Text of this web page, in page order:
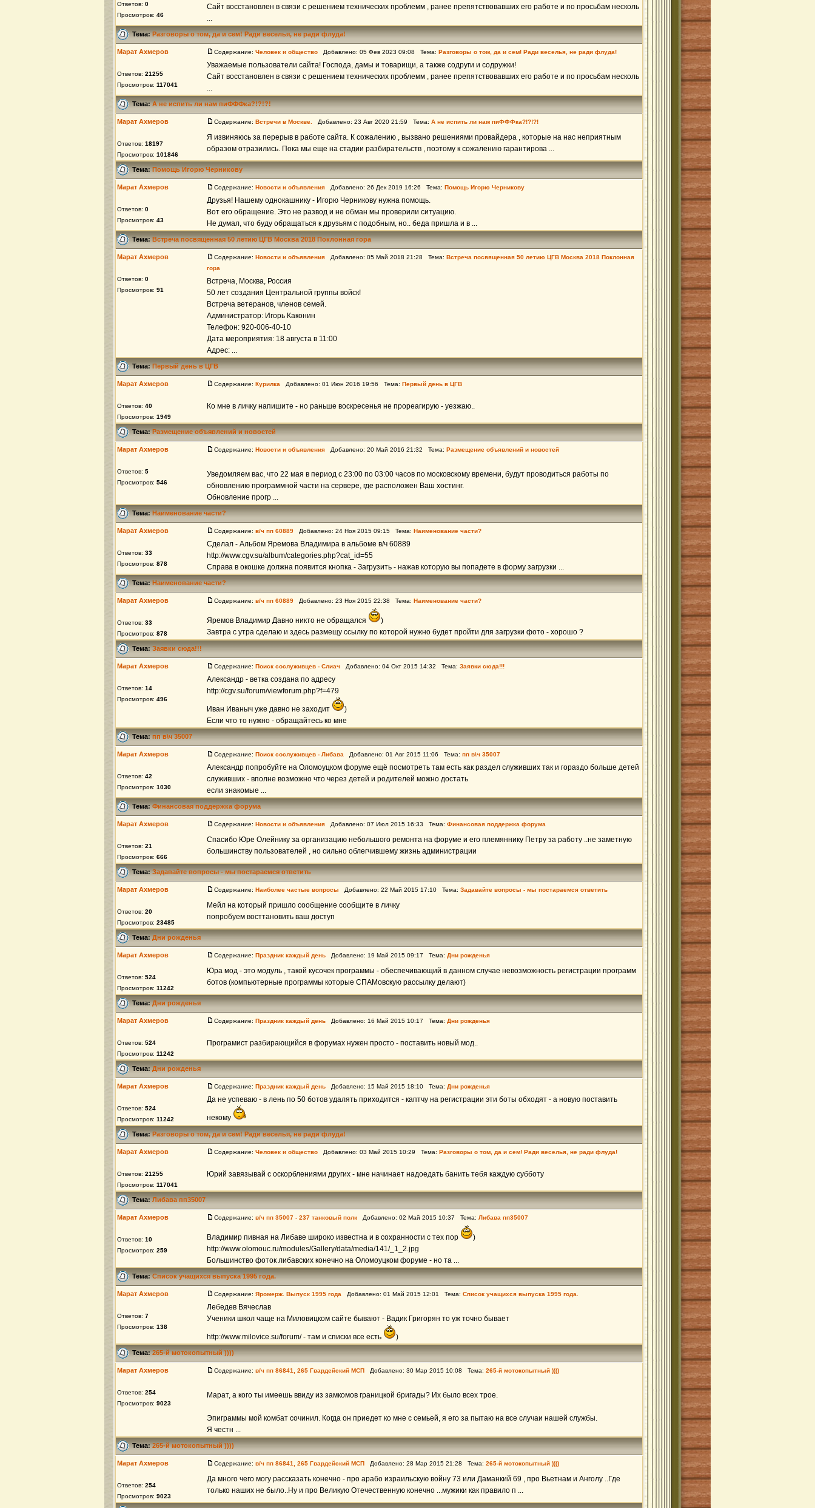
Ответов: 0
Просмотров: 46
Сайт восстановлен в связи с решением технических проблемм , ранее препятствовавших его работе и по просьбам несколь
...
Тема:Разговоры о том, да и сем! Ради веселья, не ради флуда!
Марат Ахмеров
Ответов: 21255
Просмотров: 117041
Содержание: Человек и общество Добавлено: 05 Фев 2023 09:08 Тема: Разговоры о том, да и сем! Ради веселья, не ради флуда!
Уважаемые пользователи сайта! Господа, дамы и товарищи, а также содруги и содружки!
Сайт восстановлен в связи с решением технических проблемм , ранее препятствовавших его работе и по просьбам несколь
...
Тема:А не испить ли нам пиФФФка?!?!?!
Марат Ахмеров
Ответов: 18197
Просмотров: 101846
Содержание: Встречи в Москве. Добавлено: 23 Авг 2020 21:59 Тема: А не испить ли нам пиФФФка?!?!?!
Я извиняюсь за перерыв в работе сайта. К сожалению , вызвано решениями провайдера , которые на нас неприятным
образом отразились. Пока мы еще на стадии разбирательств , поэтому к сожалению гарантирова ...
Тема:Помощь Игорю Черникову
Марат Ахмеров
Ответов: 0
Просмотров: 43
Содержание: Новости и объявления Добавлено: 26 Дек 2019 16:26 Тема: Помощь Игорю Черникову
Друзья! Нашему однокашнику - Игорю Черникову нужна помощь.
Вот его обращение. Это не развод и не обман мы проверили ситуацию.
Не думал, что буду обращаться к друзьям с подобным, но.. беда пришла и в ...
Тема:Встреча посвященная 50 летию ЦГВ Москва 2018 Поклонная гора
Марат Ахмеров
Ответов: 0
Просмотров: 91
Содержание: Новости и объявления Добавлено: 05 Май 2018 21:28 Тема: Встреча посвященная 50 летию ЦГВ Москва 2018 Поклонная
гора
Встреча, Москва, Россия
50 лет создания Центральной группы войск!
Встреча ветеранов, членов семей.
Администратор: Игорь Каконин
Телефон: 920-006-40-10
Дата мероприятия: 18 августа в 11:00
Адрес: ...
Тема:Первый день в ЦГВ
Марат Ахмеров
Ответов: 40
Просмотров: 1949
Содержание: Курилка Добавлено: 01 Июн 2016 19:56 Тема: Первый день в ЦГВ
Ко мне в личку напишите - но раньше воскресенья не прореагирую - уезжаю..
Тема:Размещение объявлений и новостей
Марат Ахмеров
Ответов: 5
Просмотров: 546
Содержание: Новости и объявления Добавлено: 20 Май 2016 21:32 Тема: Размещение объявлений и новостей
Уведомляем вас, что 22 мая в период с 23:00 по 03:00 часов по московскому времени, будут проводиться работы по
обновлению программной части на сервере, где расположен Ваш хостинг.
Обновление прогр ...
Тема:Наименование части?
Марат Ахмеров
Ответов: 33
Просмотров: 878
Содержание: в/ч пп 60889 Добавлено: 24 Ноя 2015 09:15 Тема: Наименование части?
Сделал - Альбом Яремова Владимира в альбоме в/ч 60889
http://www.cgv.su/album/categories.php?cat_id=55
Справа в окошке должна появится кнопка - Загрузить - нажав которую вы попадете в форму загрузки ...
Тема:Наименование части?
Марат Ахмеров
Ответов: 33
Просмотров: 878
Содержание: в/ч пп 60889 Добавлено: 23 Ноя 2015 22:38 Тема: Наименование части?
Яремов Владимир Давно никто не обращался
)
Завтра с утра сделаю и здесь размещу ссылку по которой нужно будет пройти для загрузки фото - хорошо ?
Тема:Заявки сюда!!!
Марат Ахмеров
Ответов: 14
Просмотров: 496
Содержание: Поиск сослуживцев - Слиач Добавлено: 04 Окт 2015 14:32 Тема: Заявки сюда!!!
Александр - ветка создана по адресу
http://cgv.su/forum/viewforum.php?f=479
Иван Иваныч уже давно не заходит
)
Если что то нужно - обращайтесь ко мне
Тема:пп в\ч 35007
Марат Ахмеров
Ответов: 42
Просмотров: 1030
Содержание: Поиск сослуживцев - Либава Добавлено: 01 Авг 2015 11:06 Тема: пп в\ч 35007
Александр попробуйте на Оломоуцком форуме ещё посмотреть там есть как раздел служивших так и гораздо больше детей
служивших - вполне возможно что через детей и родителей можно достать
если знакомые ...
Тема:Финансовая поддержка форума
Марат Ахмеров
Ответов: 21
Просмотров: 666
Содержание: Новости и объявления Добавлено: 07 Июл 2015 16:33 Тема: Финансовая поддержка форума
Спасибо Юре Олейнику за организацию небольшого ремонта на форуме и его племяннику Петру за работу ..не заметную
большинству пользователей , но сильно облегчившему жизнь администрации
Тема:Задавайте вопросы - мы постараемся ответить
Марат Ахмеров
Ответов: 20
Просмотров: 23485
Содержание: Наиболее частые вопросы Добавлено: 22 Май 2015 17:10 Тема: Задавайте вопросы - мы постараемся ответить
Мейл на который пришло сообщение сообщите в личку
попробуем восттановить ваш доступ
Тема:Дни рожденья
Марат Ахмеров
Ответов: 524
Просмотров: 11242
Содержание: Праздник каждый день Добавлено: 19 Май 2015 09:17 Тема: Дни рожденья
Юра мод - это модуль , такой кусочек программы - обеспечивающий в данном случае невозможность регистрации программ
ботов (компьютерные программы которые СПАМовскую рассылку делают)
Тема:Дни рожденья
Марат Ахмеров
Ответов: 524
Просмотров: 11242
Содержание: Праздник каждый день Добавлено: 16 Май 2015 10:17 Тема: Дни рожденья
Програмист разбирающийся в форумах нужен просто - поставить новый мод..
Тема:Дни рожденья
Марат Ахмеров
Ответов: 524
Просмотров: 11242
Содержание: Праздник каждый день Добавлено: 15 Май 2015 18:10 Тема: Дни рожденья
Да не успеваю - в лень по 50 ботов удалять приходится - каптчу на регистрации эти боты обходят - а новую поставить
некому
Тема:Разговоры о том, да и сем! Ради веселья, не ради флуда!
Марат Ахмеров
Ответов: 21255
Просмотров: 117041
Содержание: Человек и общество Добавлено: 03 Май 2015 10:29 Тема: Разговоры о том, да и сем! Ради веселья, не ради флуда!
Юрий завязывай с оскорблениями других - мне начинает надоедать банить тебя каждую субботу
Тема:Либава пп35007
Марат Ахмеров
Ответов: 10
Просмотров: 259
Содержание: в/ч пп 35007 - 237 танковый полк Добавлено: 02 Май 2015 10:37 Тема: Либава пп35007
Владимир пивная на Либаве широко известна и в сохранности с тех пор
)
http://www.olomouc.ru/modules/Gallery/data/media/141/_1_2.jpg
Большинство фоток либавских конечно на Оломоуцком форуме - но та ...
Тема:Список учащихся выпуска 1995 года.
Марат Ахмеров
Ответов: 7
Просмотров: 138
Содержание: Яромерж. Выпуск 1995 года Добавлено: 01 Май 2015 12:01 Тема: Список учащихся выпуска 1995 года.
Лебедев Вячеслав
Ученики школ чаще на Миловицком сайте бывают - Вадик Григорян то уж точно бывает
http://www.milovice.su/forum/ - там и списки все есть )
Тема:265-й мотокопытный ))))
Марат Ахмеров
Ответов: 254
Просмотров: 9023
Содержание: в/ч пп 86841, 265 Гвардейский МСП Добавлено: 30 Мар 2015 10:08 Тема: 265-й мотокопытный ))))
Марат, а кого ты имеешь ввиду из замкомов границкой бригады? Их было всех трое.
Эпиграммы мой комбат сочинил. Когда он приедет ко мне с семьей, я его за пытаю на все случаи нашей службы.
Я честн ...
Тема:265-й мотокопытный ))))
Марат Ахмеров
Ответов: 254
Просмотров: 9023
Содержание: в/ч пп 86841, 265 Гвардейский МСП Добавлено: 28 Мар 2015 21:28 Тема: 265-й мотокопытный ))))
Да много чего могу рассказать конечно - про арабо израильскую войну 73 или Даманкий 69 , про Вьетнам и Анголу ..Где
только наших не было..Ну и про Великую Отечественную конечно ...мужики как правило п ...